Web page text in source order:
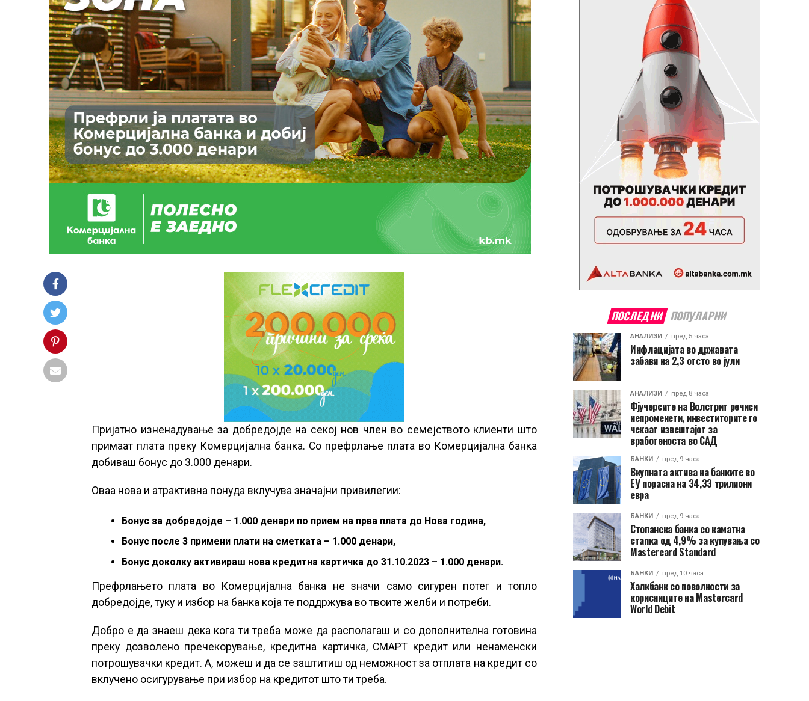
Пријатно изненадување за добредојде на секој нов член во семејството клиенти што
примаат плата преку Комерцијална банка. Со префрлање плата во Комерцијална банка
добиваш бонус до 3.000 денари.
Оваа нова и атрактивна понуда вклучува значајни привилегии:
Бонус за добредојде – 1.000 денари по прием на прва плата до Нова година,
Бонус после 3 примени плати на сметката – 1.000 денари,
Бонус доколку активираш нова кредитна картичка до 31.10.2023 – 1.000 денари.
Префрлањето плата во Комерцијална банка не значи само сигурен потег и топло
добредојде, туку и избор на банка која те поддржува во твоите желби и потреби.
Добро е да знаеш дека кога ти треба може да располагаш и со дополнителна готовина
преку дозволено пречекорување, кредитна картичка, СМАРТ кредит или ненаменски
потрошувачки кредит. А, можеш и да се заштитиш од неможност за отплата на кредит со
вклучено осигурување при избор на кредитот што ти треба.
ПОСЛЕДНИ ПОПУЛАРНИ
АНАЛИЗИ пред 5 часа
Инфлацијата во државата
забави на 2,3 отсто во јули
АНАЛИЗИ пред 8 часа
Фјучерсите на Волстрит речиси
непроменети, инвеститорите го
чекаат извештајот за
вработеноста во САД
БАНКИ пред 9 часа
Вкупната актива на банките во
ЕУ порасна на 34,33 трилиони
евра
БАНКИ пред 9 часа
Стопанска банка со каматна
стапка од 4,9% за купувања со
Mastercard Standard
БАНКИ пред 10 часа
Халкбанк со поволности за
корисниците на Mastercard
World Debit